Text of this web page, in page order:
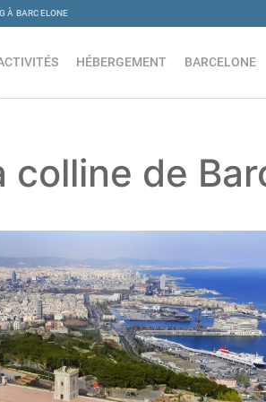
À BARCELONE
HÉBERGEMENT BARCELONE
colline de